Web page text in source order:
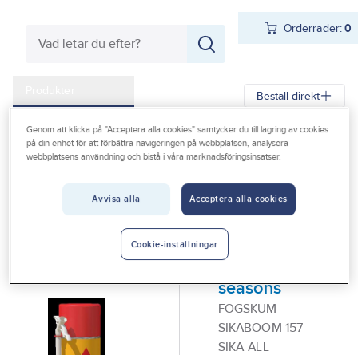
Orderrader:0
Outlet
Beställ direkt
Gelia Produkter
Gelia Förnödenheter & Förbrukning
Lim, fog, spackel, tätning
Fog och tätning Fogskum
SIKA
Fogskum,
157 All
seasons
FOGSKUM
SIKABOOM-157
SIKA ALL
Genom att klicka på "Acceptera alla cookies" samtycker du till lagring av cookies
på din enhet för att förbättra navigeringen på webbplatsen, analysera
webbplatsens användning och bistå i våra marknadsföringsinsatser.
Avvisa alla Acceptera alla cookies
Cookie-inställningar